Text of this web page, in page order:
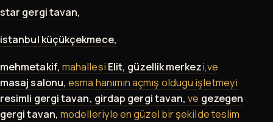
star gergi tavan,
istanbul küçükçekmece,
mehmetakif, mahallesi Elit, güzellik merkezi,ve
masaj salonu, esma hanımın açmış oldugu işletmeyi
resimli gergi tavan, girdap gergi tavan, ve gezegen
gergi tavan, modelleriyle en güzel bir şekilde teslim